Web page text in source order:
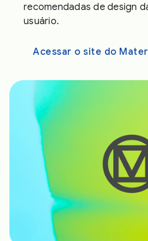
recomendadas de design
usuário.
Acessar o site do